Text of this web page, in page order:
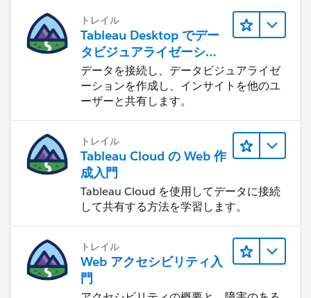
トレイル
Tableau Desktop でデー
タビジュアライゼーショ
ンをはじめる
データを接続し、データビジュアライゼ
ーションを作成し、インサイトを他のユ
ーザーと共有します。
トレイル
Tableau Cloud の Web 作
成入門
Tableau Cloud を使用してデータに接続
して共有する方法を学習します。
トレイル
Web アクセシビリティ入
門